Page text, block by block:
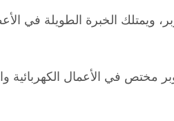
الخبرة الطويلة في
مختص في الأعمال الكهربائية